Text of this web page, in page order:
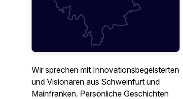
Wir sprechen mit Innovationsbegeisterten
und Visionären aus Schweinfurt und
Mainfranken. Persönliche Geschichten